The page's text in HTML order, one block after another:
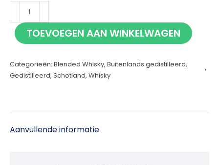
Grant's
100cl
aantalTOEVOEGEN AAN WINKELWAGEN
Categorieën: Blended Whisky, Buitenlands gedistilleerd,
Gedistilleerd, Schotland, Whisky
Aanvullende informatie